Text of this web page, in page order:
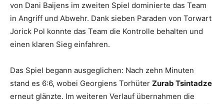
von Dani Baijens im zweiten Spiel dominierte das Team
in Angriff und Abwehr. Dank sieben Paraden von Torwart
Jorick Pol konnte das Team die Kontrolle behalten und
einen klaren Sieg einfahren.
Das Spiel begann ausgeglichen: Nach zehn Minuten
stand es 6:6, wobei Georgiens Torhüter Zurab Tsintadze
erneut glänzte. Im weiteren Verlauf übernahmen die